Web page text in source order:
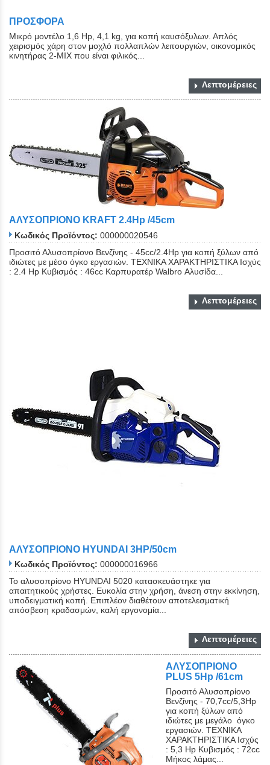
ΠΡΟΣΦΟΡΑ
Μικρό μοντέλο 1,6 Hp, 4,1 kg, για κοπή καυσόξυλων. Απλός
χειρισμός χάρη στον μοχλό πολλαπλών λειτουργιών, οικονομικός
κινητήρας 2-MIX που είναι φιλικός...
Λεπτομέρειες
ΑΛΥΣΟΠΡΙΟΝΟ KRAFT 2.4Hp /45cm
Κωδικός Προϊόντος: 000000020546
Προσιτό Αλυσοπρίονο Βενζίνης - 45cc/2.4Hp για κοπή ξύλων από
ιδιώτες με μέσο όγκο εργασιών. ΤΕΧΝΙΚΑ ΧΑΡΑΚΤΗΡΙΣΤΙΚΑ Ισχύς
: 2.4 Hp Κυβισμός : 46cc Καρπυρατέρ Walbro Αλυσίδα...
Λεπτομέρειες
ΑΛΥΣΟΠΡΙΟΝΟ HYUNDAI 3HP/50cm
Κωδικός Προϊόντος: 000000016966
Το αλυσοπρίονο HYUNDAI 5020 κατασκευάστηκε για
απαιτητικούς χρήστες. Ευκολία στην χρήση, άνεση στην εκκίνηση,
υποδειγματική κοπή. Επιπλέον διαθέτουν αποτελεσματική
απόσβεση κραδασμών, καλή εργονομία...
Λεπτομέρειες
ΑΛΥΣΟΠΡΙΟΝΟ
PLUS 5Hp /61cm
Προσιτό Αλυσοπρίονο
Βενζίνης - 70,7cc/5,3Hp
για κοπή ξύλων από
ιδιώτες με μεγάλο όγκο
εργασιών. ΤΕΧΝΙΚΑ
ΧΑΡΑΚΤΗΡΙΣΤΙΚΑ Ισχύς
: 5,3 Hp Κυβισμός : 72cc
Μήκος λάμας...